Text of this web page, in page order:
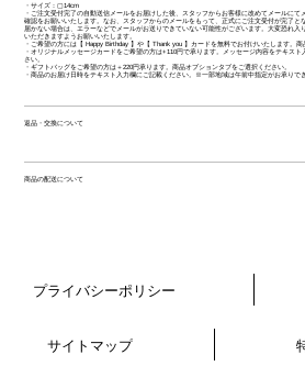
・サイズ：▢14cm
・ご注文受付完了の自動送信メールをお届けした後、スタッフからお客様に改めてメールに
確認をお願いいたします。なお、スタッフからのメールをもって、正式にご注文受付が完了
届かない場合は、エラーなどでメールがお送りできていない可能性がございます。大変恐れ入
いただきますようお願いいたします。
・ご希望の方には【 Happy Birthday 】や【 Thank you 】カードを無料でお付けいたします。商
・オリジナルメッセージカードをご希望の方は+110円で承ります。メッセージ内容をテキス
さい。
・ギフトバッグをご希望の方は＋220円承ります。商品オプションタブをご選択ください。
・商品のお届け日時をテキスト入力欄にご記載ください。※一部地域は午前中指定がお承りで
返品・交換について
商品の配送について
プライバシーポリシー
サイトマップ